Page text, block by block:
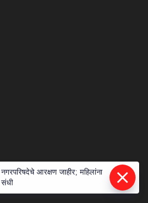
नगरपरिषदेचे आरक्षण जाहीर; महिलांना
संधी